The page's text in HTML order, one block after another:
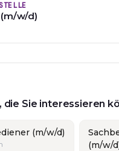
w/d)
die Sie interessieren
(m/w/d)
(m/w/